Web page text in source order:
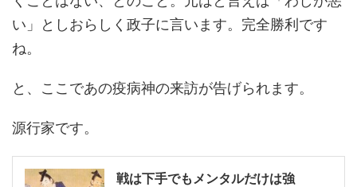
い」としおらしく政子に言います。完全勝利です
ね。
と、ここであの疫病神の来訪が告げられます。
源行家です。
戦は下手でもメンタルだけは強